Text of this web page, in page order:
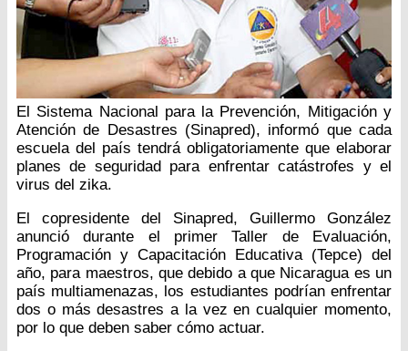
El Sistema Nacional para la Prevención, Mitigación y
Atención de Desastres (Sinapred), informó que cada
escuela del país tendrá obligatoriamente que elaborar
planes de seguridad para enfrentar catástrofes y el
virus del zika.
El copresidente del Sinapred, Guillermo González
anunció durante el primer Taller de Evaluación,
Programación y Capacitación Educativa (Tepce) del
año, para maestros, que debido a que Nicaragua es un
país multiamenazas, los estudiantes podrían enfrentar
dos o más desastres a la vez en cualquier momento,
por lo que deben saber cómo actuar.